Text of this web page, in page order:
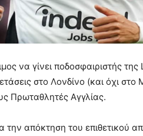
να γίνει ποδοσφαιριστής
στο Λονδίνο (και όχι
Πρωταθλητές Αγγλίας.
την απόκτηση του επιθετικού